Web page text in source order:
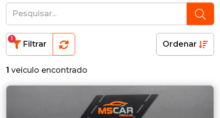
Filtrar
1
Ordenar
1 veículo encontrado